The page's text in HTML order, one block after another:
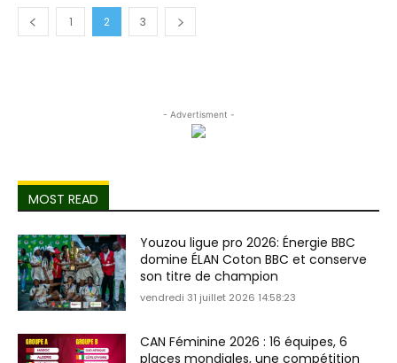
1 2 3
- Advertisment -
MOST READ
Youzou ligue pro 2026: Énergie BBC
domine ÉLAN Coton BBC et conserve
son titre de champion
vendredi 31 juillet 2026 14:58:23
CAN Féminine 2026 : 16 équipes, 6
places mondiales, une compétition